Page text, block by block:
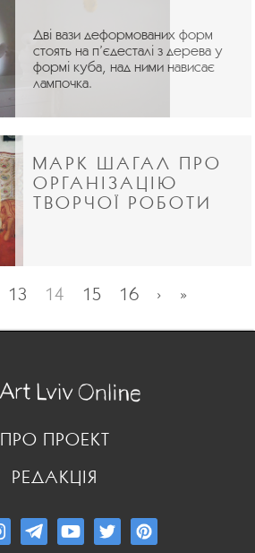
Дві вази деформованих форм
стоять на п’єдесталі з дерева у
формі куба, над ними нависає
лампочка.
МАРК ШАГАЛ ПРО
ОРГАНІЗАЦІЮ
ТВОРЧОЇ РОБОТИ
13 14 15 16 › »
ПРО ПРОЕКТ
РЕДАКЦІЯ